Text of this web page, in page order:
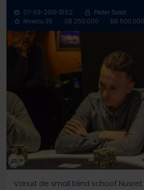
07-03-2019 01:52
Pieter Salet
Niveau 35
SB 250.000 BB
Vanuit de small blind schoof